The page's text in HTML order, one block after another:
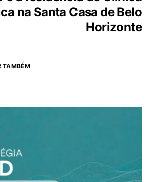
na Santa Casa de Belo
Horizonte
TAMBÉM